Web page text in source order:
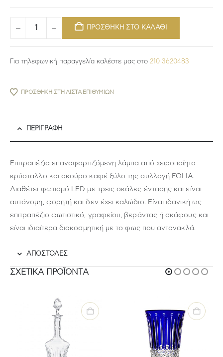
ΠΡΟΣΘΗΚΗ ΣΤΟ ΚΑΛΑΘΙ
Για τηλεφωνική παραγγελία καλέστε μας στο 210 3620483
ΠΡΟΣΘΉΚΗ ΣΤΗ ΛΊΣΤΑ ΕΠΙΘΥΜΙΏΝ
ΠΕΡΙΓΡΑΦΉ
Επιτραπέζια επαναφορτιζόμενη λάμπα από χειροποίητο
κρύσταλλο και σκούρο καφέ ξύλο της συλλογή FOLIA.
Διαθέτει φωτισμό LED με τρεις σκάλες έντασης και είναι
αυτόνομη, φορητή και δεν έχει καλώδιο. Είναι ιδανική ως
επιτραπέζιο φωτιστικό, γραφείου, βεράντας ή σκάφους και
είναι ιδιαίτερα διακοσμητική με το φως που αντανακλά.
ΑΠΟΣΤΟΛΕΣ
ΣΧΕΤΙΚΆ ΠΡΟΪΌΝΤΑ